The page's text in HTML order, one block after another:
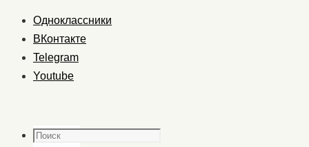
Одноклассники
ВКонтакте
Telegram
Youtube
Поиск